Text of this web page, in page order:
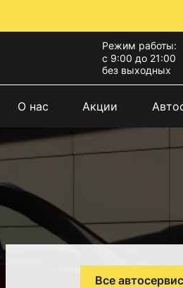
Режим работы:
с 9:00 до 21:00
без выходных
О нас Акции
Все